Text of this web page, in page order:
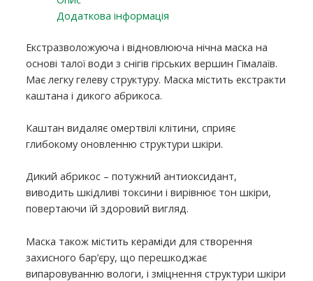
Додаткова інформація
Екстразволожуюча і відновлююча нічна маска на
основі талої води з снігів гірських вершин Гімалаїв.
Має легку гелеву структуру. Маска містить екстракти
каштана і дикого абрикоса.
Каштан видаляє омертвілі клітини, сприяє
глибокому оновленню структури шкіри.
Дикий абрикос – потужний антиоксидант,
виводить шкідливі токсини і вирівнює тон шкіри,
повертаючи їй здоровий вигляд.
Маска також містить кераміди для створення
захисного бар’єру, що перешкоджає
випаровуванню вологи, і зміцнення структури шкіри